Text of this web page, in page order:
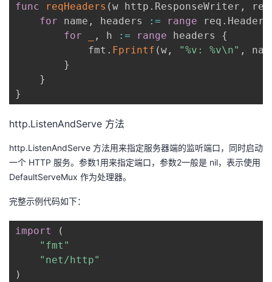
func reqHeaders (w http . ResponseWriter ,
for name , headers := range req . Header
for
, h := range headers {
            fmt
. Fprintf (w , "%v: %v\n" ,
}
}
}
http.ListenAndServe 方法
http.ListenAndServe 方法用来指定服务器端的监听端口，同时启动
一个 HTTP 服务。参数1用来指定端口，参数2一般是 nil，表示使用
DefaultServeMux 作为处理器。
完整示例代码如下：
import
(
"fmt"
"net/http"
)